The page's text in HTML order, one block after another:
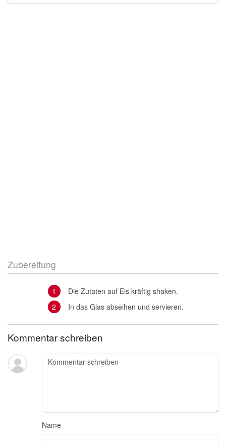
Zubereitung
Die Zutaten auf Eis kräftig shaken.
In das Glas abseihen und servieren.
Kommentar schreiben
Name